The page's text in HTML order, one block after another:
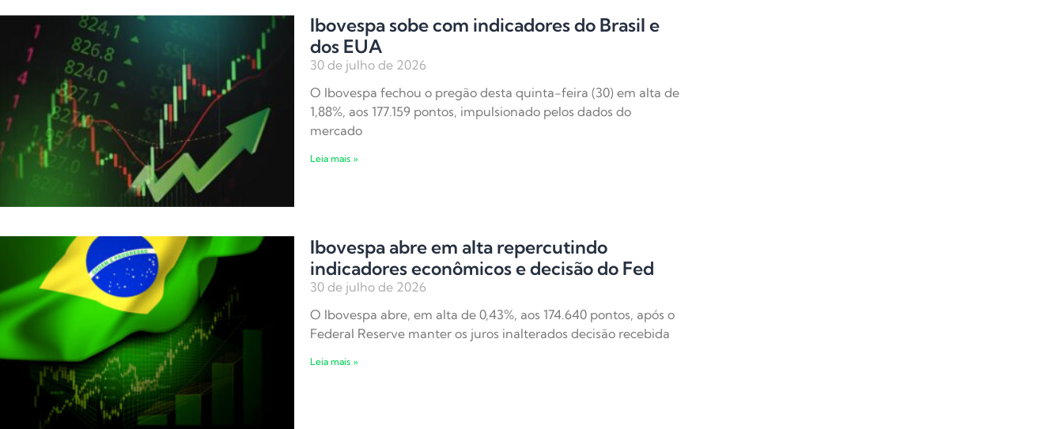
Ibovespa sobe com indicadores do Brasil e
dos EUA
30 de julho de 2026
O Ibovespa fechou o pregão desta quinta-feira (30) em alta de
1,88%, aos 177.159 pontos, impulsionado pelos dados do
mercado
Leia mais »
Ibovespa abre em alta repercutindo
indicadores econômicos e decisão do Fed
30 de julho de 2026
O Ibovespa abre, em alta de 0,43%, aos 174.640 pontos, após o
Federal Reserve manter os juros inalterados decisão recebida
Leia mais »